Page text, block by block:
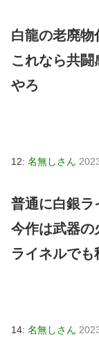
白龍の老廃物
これなら共
やろ
12: 名無しさん
普通に白銀ラ
今作は武器の
ライネルでも
14: 名無しさん